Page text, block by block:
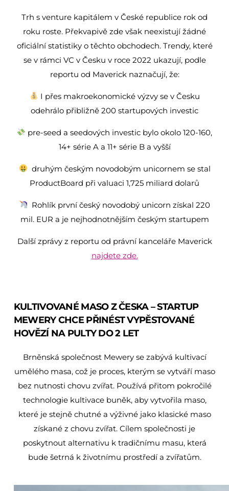
Trh s venture kapitálem v České republice rok od
roku roste. Překvapivě zde však neexistují žádné
oficiální statistiky o těchto obchodech. Trendy, které
se v rámci VC v Česku v roce 2022 ukazují, podle
reportu od Maverick naznačují, že:
I přes makroekonomické výzvy se v Česku
odehrálo přibližně 200 startupových investic
pre-seed a seedových investic bylo okolo 120-160,
14+ série A a 11+ série B a vyšší
druhým českým novodobým unicornem se stal
ProductBoard při valuaci 1,725 miliard dolarů
Rohlík první český novodobý unicorn získal 220
mil. EUR a je nejhodnotnějším českým startupem
Další zprávy z reportu od právní kanceláře Maverick
najdete zde.
KULTIVOVANÉ MASO Z ČESKA – STARTUP
MEWERY CHCE PŘINÉST VYPĚSTOVANÉ
HOVĚZÍ NA PULTY DO 2 LET
Brněnská společnost Mewery se zabývá kultivací
umělého masa, což je proces, kterým se vytváří maso
bez nutnosti chovu zvířat. Používá přitom pokročilé
technologie kultivace buněk, aby vytvořila maso,
které je stejně chutné a výživné jako klasické maso
získané z chovu zvířat. Cílem společnosti je
poskytnout alternativu k tradičnímu masu, která
bude šetrná k životnímu prostředí a zvířatům.